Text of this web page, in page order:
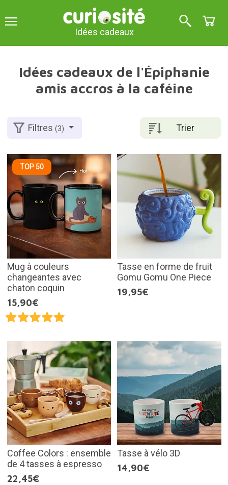
Idées cadeaux
Idées cadeaux de l'Épiphanie
amis accros à la caféine
Trier
Filtres(3)
TOP 50
Mug à couleurs
changeantes avec
chaton coquin
15,90€
Tasse en forme de fruit
Gomu Gomu One Piece
19,95€
Coffee Colors : ensemble
de 4 tasses à espresso
22,45€
Tasse à vélo 3D
14,90€